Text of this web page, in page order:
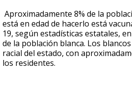
Aproximadamente 8% de la
está en edad de hacerlo está
19, según estadísticas estatales,
de la población blanca. Los
racial del estado, con
los residentes.